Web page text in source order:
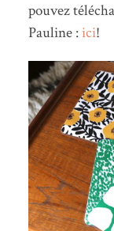
pouvez
Pauline :ici!